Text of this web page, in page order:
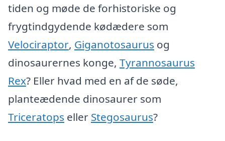
tiden og møde de forhistoriske og
frygtindgydende kødædere som
Velociraptor, Giganotosaurus og
dinosaurernes konge, Tyrannosaurus
Rex? Eller hvad med en af de søde,
planteædende dinosaurer som
Triceratops eller Stegosaurus?